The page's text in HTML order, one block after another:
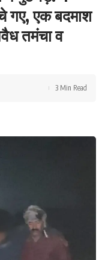
गए, एक बदमाश
तमंचा व
3 Min Read